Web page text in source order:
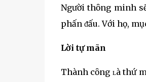
Người thȏng minh
phấn ᵭấu. Với họ,
Lời tự mãn
Thành cȏng ʟà thứ